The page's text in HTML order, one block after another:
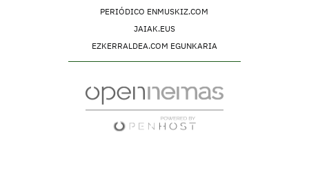
PERIÓDICO ENMUSKIZ.COM
JAIAK.EUS
EZKERRALDEA.COM EGUNKARIA